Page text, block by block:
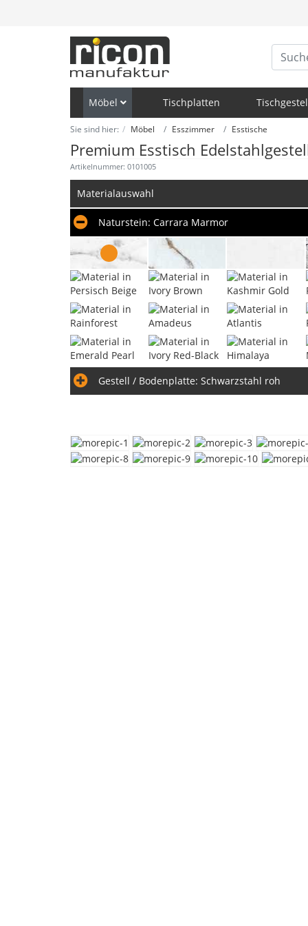
Möbel Tischplatten
Sie sind hier: Möbel Esszimmer Esstische
Premium Esstisch
Artikelnummer: 0101005
Materialauswahl
Naturstein: Carrara Marmor
Gestell / Bodenplatte: Schwarzstahl roh